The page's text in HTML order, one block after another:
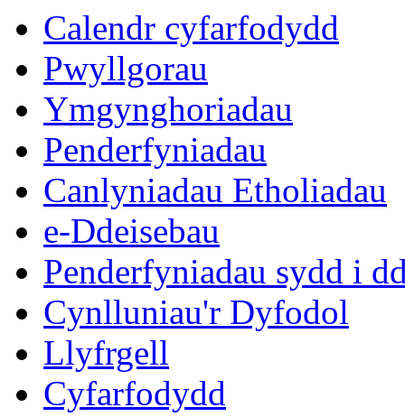
Calendr cyfarfodydd
Pwyllgorau
Ymgynghoriadau
Penderfyniadau
Canlyniadau Etholiadau
e-Ddeisebau
Penderfyniadau sydd i
Cynlluniau'r Dyfodol
Llyfrgell
Cyfarfodydd